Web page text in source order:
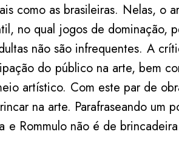
como as brasileiras. Nelas, o
no qual jogos de dominação,
não são infrequentes. A
do público na arte, bem
artístico. Com este par de
na arte. Parafraseando um
e Rommulo não é de